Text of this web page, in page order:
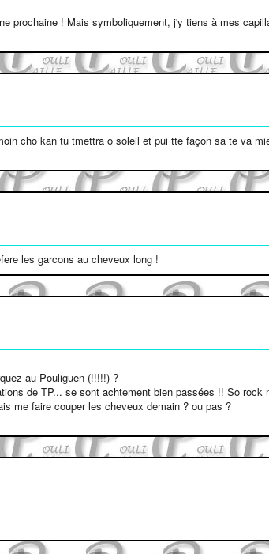
prochaine ! Mais symboliquement, j'y tiens à mes
cho kan tu tmettra o soleil et pui tte façon sa te va
les garcons au cheveux long !
au Pouliguen (!!!!!) ?
de TP... se sont achtement bien passées !! So rock
me faire couper les cheveux demain ? ou pas ?